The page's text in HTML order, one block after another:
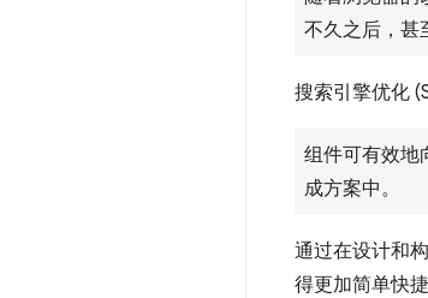
不久之后，甚
搜索引擎优化
组件可有效地
成方案中。
通过在设计和
得更加简单快